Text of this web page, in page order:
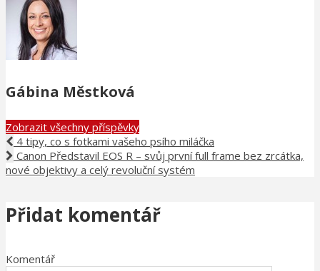
Gábina Městková
Zobrazit všechny příspěvky
4 tipy, co s fotkami vašeho psího miláčka
Canon Představil EOS R – svůj první full frame bez zrcátka,
nové objektivy a celý revoluční systém
Přidat komentář
Komentář